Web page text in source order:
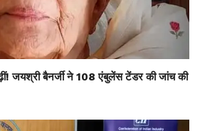
जयश्री बैनर्जी ने 108 एंबुलेंस टेंडर की जांच की